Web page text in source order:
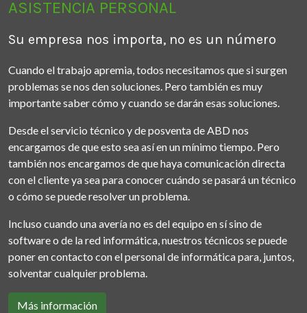
ASISTENCIA PERSONAL
Su empresa nos importa, no es un número
Cuando el trabajo apremia, todos necesitamos que si surgen
problemas se nos den soluciones. Pero también es muy
importante saber cómo y cuando se darán esas soluciones.
Desde el servicio técnico y de posventa de ABD nos
encargamos de que esto sea así en un mínimo tiempo. Pero
también nos encargamos de que haya comunicación directa
con el cliente ya sea para conocer cuándo se pasará un técnico
o cómo se puede resolver un problema.
Incluso cuando una avería no es del equipo en sí sino de
software o de la red informática, nuestros técnicos se puede
poner en contacto con el personal de informática para, juntos,
solventar cualquier problema.
Más información